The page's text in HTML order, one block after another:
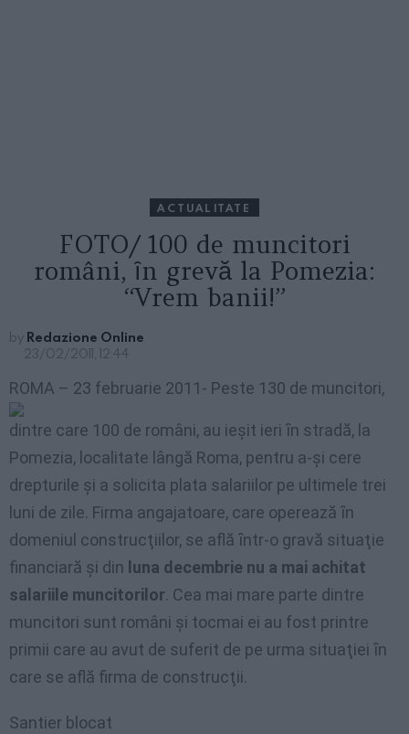
ACTUALITATE
FOTO/ 100 de muncitori
români, ȋn grevă la Pomezia:
“Vrem banii!”
by Redazione Online
23/02/2011, 12:44
ROMA – 23 februarie 2011- Peste 130 de muncitori,
dintre care 100 de români, au ieşit ieri ȋn stradă, la
Pomezia, localitate lângă Roma, pentru a-şi cere
drepturile şi a solicita plata salariilor pe ultimele trei
luni de zile. Firma angajatoare, care operează ȋn
domeniul construcţiilor, se află ȋntr-o gravă situaţie
financiară şi din luna decembrie nu a mai achitat
salariile muncitorilor. Cea mai mare parte dintre
muncitori sunt români şi tocmai ei au fost printre
primii care au avut de suferit de pe urma situaţiei ȋn
care se află firma de construcţii.
Santier blocat